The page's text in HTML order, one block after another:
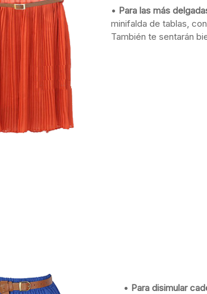
minifalda de tablas,
También te sentarán
minis de corte